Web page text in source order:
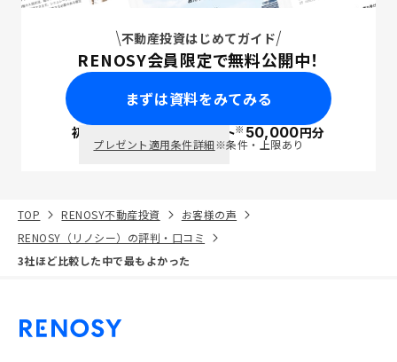
不動産投資はじめてガイド
RENOSY会員限定で無料公開中！
まずは資料をみてみる
初回面談で ポイント※50,000円分
プレゼント適用条件詳細※条件・上限あり
TOP RENOSY不動産投資
お客様の声
RENOSY（リノシー）の評判・口コミ
3社ほど比較した中で最もよかった